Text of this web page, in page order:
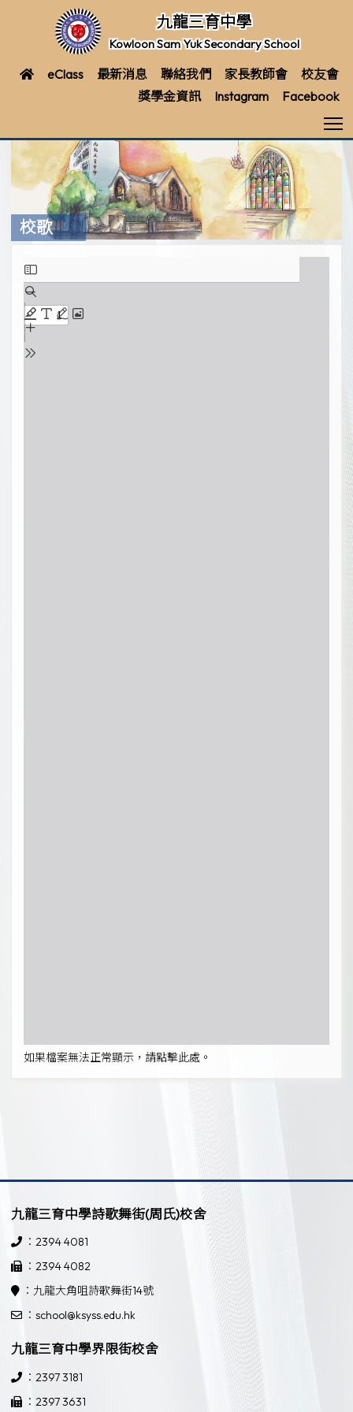
九龍三育中學
Kowloon Sam Yuk Secondary School
eClass 最新消息 聯絡我們 家長教師會
校友會
獎學金資訊
Instagram Facebook
校歌
如果檔案無法正常顯示，請點擊此處。
九龍三育中學詩歌舞街(周氏)校舍
：2394 4081
：2394 4082
：九龍大角咀詩歌舞街14號
：school@ksyss.edu.hk
九龍三育中學界限街校舍
：2397 3181
：2397 3631